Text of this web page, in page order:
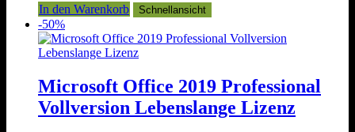
In den Warenkorb
Schnellansicht
-50%
Microsoft Office 2019 Professional
Vollversion Lebenslange Lizenz